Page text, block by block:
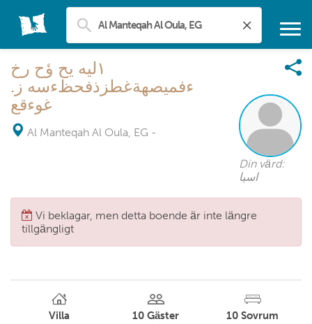
١ليه يح ؤح رخ
ءفميصهةغطزذفحظءسه ز.
غوءقع
Al Manteqah Al Oula, EG -
Din värd:
اسيا
Vi beklagar, men detta boende är inte längre
tillgängligt
Villa 10 Gäster 10 Sovrum